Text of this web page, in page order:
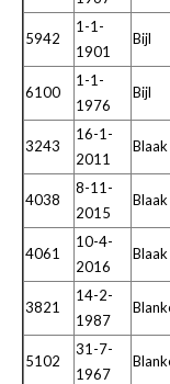
5942
1-1-
1901
Bijl
6100
1-1-
1976
Bijl
3243
16-1-
2011
Blaak
4038
8-11-
2015
Blaak
4061
10-4-
2016
Blaak
3821
14-2-
1987
5102
31-7-
1967